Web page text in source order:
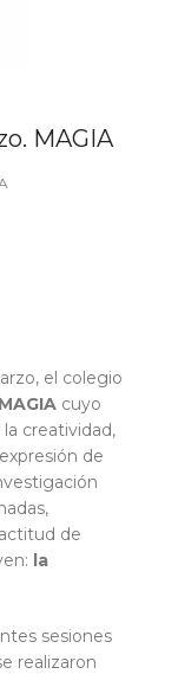
MAGIA
el colegio
MAGIA cuyo
creatividad,
de
de
la
sesiones
realizaron